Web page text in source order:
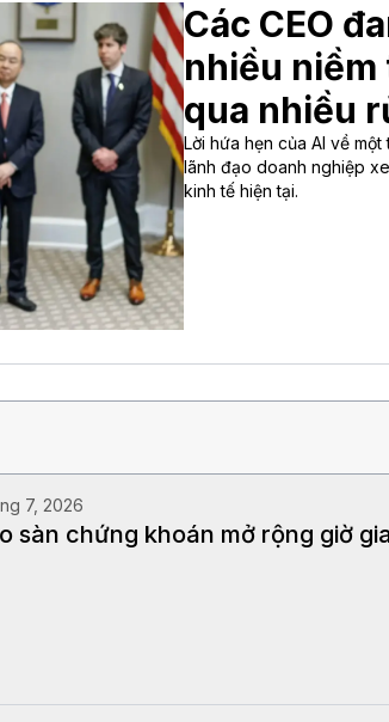
Các CEO
nhiều niềm
qua nhiều
Lời hứa hẹn của AI về
lãnh đạo doanh nghiệp
kinh tế hiện tại.
7, 2026
sàn chứng khoán mở rộng giờ